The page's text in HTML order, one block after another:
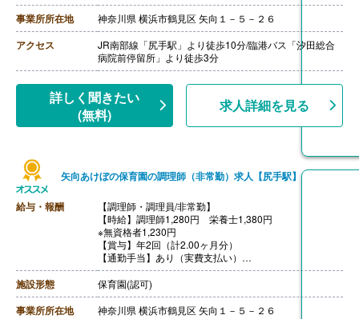
事業所所在地 神奈川県 横浜市鶴見区 矢向１－５－２６
アクセス
JR南部線「尻手駅」より徒歩10分/臨港バス「汐田総合
病院前停留所」より徒歩3分
詳しく聞きたい
(無料)
求人詳細を見る
矢向あけぼの保育園の調理師（非常勤）求人【尻手駅】
給与・報酬
【調理師・調理員/非常勤】
【時給】調理師1,280円 栄養士1,380円
※無資格者1,230円
【賞与】年2回（計2.00ヶ月分）
【通勤手当】あり（実費支払い）
【昇給】あり
施設形態 保育園(認可)
事業所所在地 神奈川県 横浜市鶴見区 矢向１－５－２６